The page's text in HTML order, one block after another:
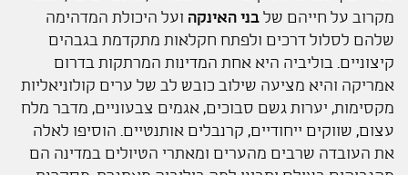
מקרוב על חייהם של בני האינקה ועל היכולת המדהימה
שלהם לסלול דרכים ולפתח חקלאות מתקדמת בגבהים
קיצוניים. בוליביה היא אחת המדינות המרתקות בדרום
אמריקה והיא מציעה שילוב כובש לב של ערים קולוניאליות
מקסימות, יערות גשם סבוכים, אגמים צבעוניים, מדבר מלח
עצום, שווקים ייחודיים, קרנבלים אותנטיים. הוסיפו לאלה
את העובדה שרבים מהערים ומאתרי הטיולים במדינה הם